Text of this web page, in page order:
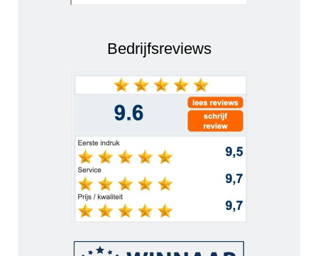
Bedrijfsreviews